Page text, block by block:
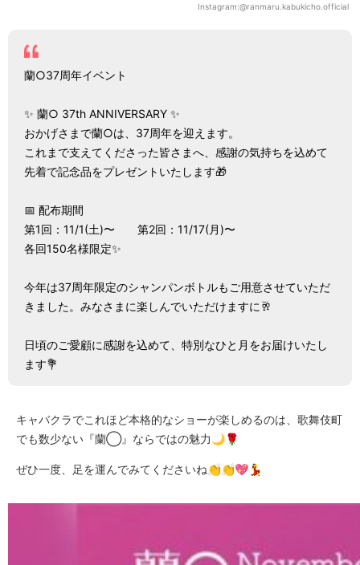
Instagram:@ranmaru.kabukicho.official
蘭○37周年イベント
✨ 蘭○ 37th ANNIVERSARY ✨
おかげさまで蘭○は、37周年を迎えます。
これまで支えてくださった皆さまへ、感謝の気持ちを込めて
先着で記念品をプレゼントいたします🎁
📅 配布期間
第1回：11/1(土)〜　　第2回：11/17(月)〜
各回150名様限定✨
今年は37周年限定のシャンパンボトルもご用意させていただ
きました。みなさまに楽しんでいただけますに🥂
日頃のご愛顧に感謝を込めて、特別なひと月をお届けいたし
ます💐
キャバクラでこれほど本格的なショーが楽しめるのは、歌舞伎町
でも数少ない『蘭◯』ならではの魅力🌙🌹
ぜひ一度、足を運んでみてくださいね👏👏💖💃